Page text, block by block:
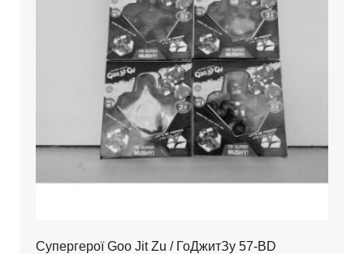
Супергерої Goo Jit Zu / ГоДжитЗу 57-BD